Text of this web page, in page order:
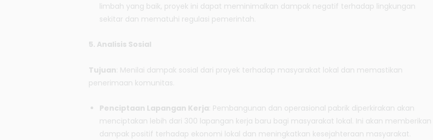
limbah yang baik, proyek ini dapat meminimalkan dampak negatif terhadap lingkungan
sekitar dan mematuhi regulasi pemerintah.
5. Analisis Sosial
Tujuan: Menilai dampak sosial dari proyek terhadap masyarakat lokal dan memastikan
penerimaan komunitas.
Penciptaan Lapangan Kerja: Pembangunan dan operasional pabrik diperkirakan akan
menciptakan lebih dari 300 lapangan kerja baru bagi masyarakat lokal. Ini akan memberikan
dampak positif terhadap ekonomi lokal dan meningkatkan kesejahteraan masyarakat.